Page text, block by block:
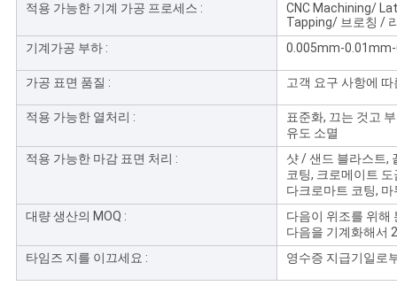
적용 가능한 기계 가공 프로세스 :
CNC Machining/
Tapping/ 브로칭 /
기계가공 부하 :
0.005mm-
가공 표면 품질 : 고객 요구 사항에 따
적용 가능한 열처리 :
표준화, 끄는 것고
유도 소멸
적용 가능한 마감 표면 처리 :
샷 / 샌드 블라스트,
코팅, 크로메이트 도
다크로마트 코팅, 마
대량 생산의 MOQ :
다음이 위조를 위해
다음을 기계화해서
타임즈 지를 이끄세요 :
영수증 지급기일로